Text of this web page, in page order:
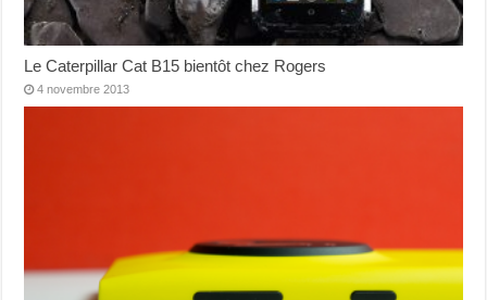
Le Caterpillar Cat B15 bientôt chez Rogers
4 novembre 2013